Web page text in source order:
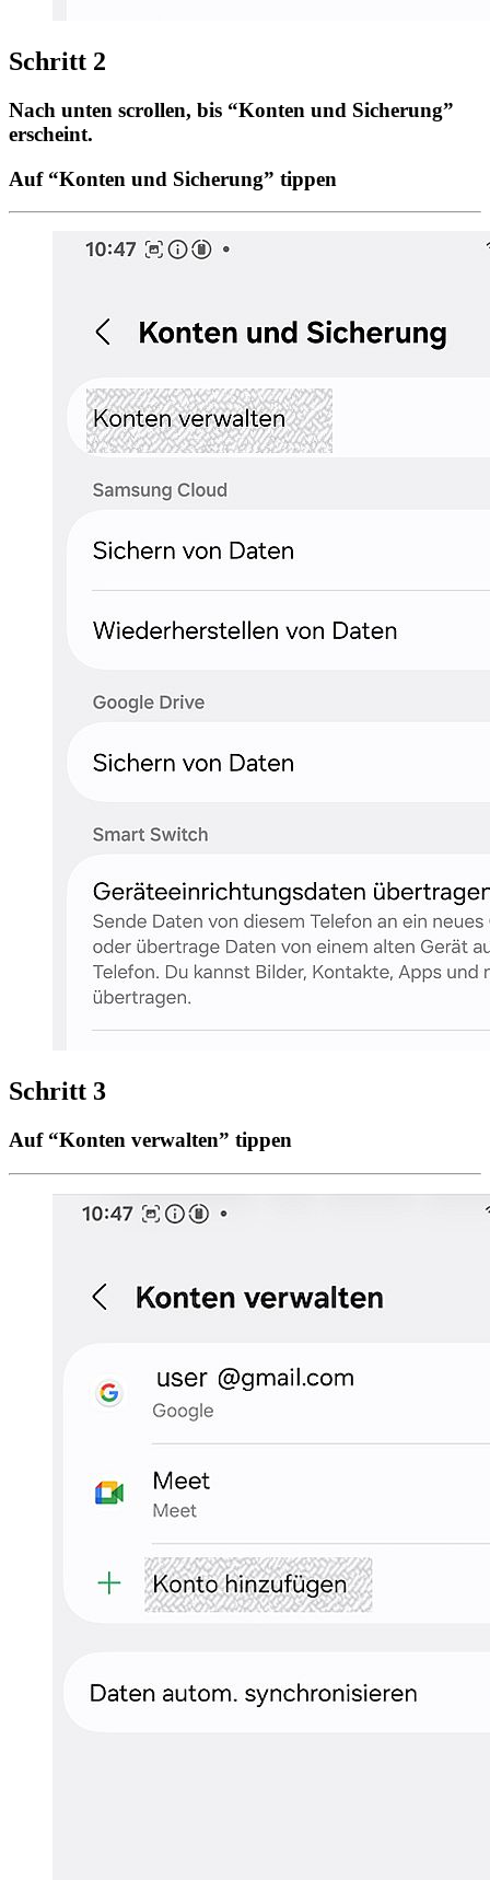
Schritt 2
Nach unten scrollen, bis “Konten und Sicherung”
erscheint.
Auf “Konten und Sicherung” tippen
Schritt 3
Auf “Konten verwalten” tippen